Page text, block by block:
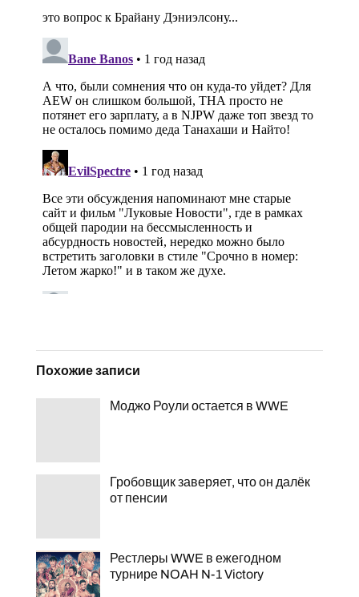
Похожие записи
Моджо Роули остается в WWE
Гробовщик заверяет, что он далёк
от пенсии
Рестлеры WWE в ежегодном
турнире NOAH N-1 Victory